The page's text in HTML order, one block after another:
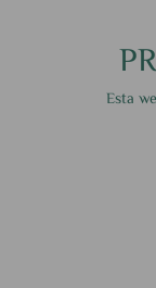
Esta